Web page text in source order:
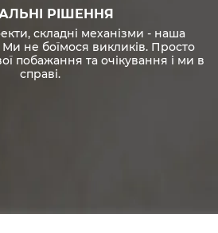
РІШЕННЯ
складні механізми - наша
Ми не боїмося викликів. Просто
побажання та очікування і ми в
справі.